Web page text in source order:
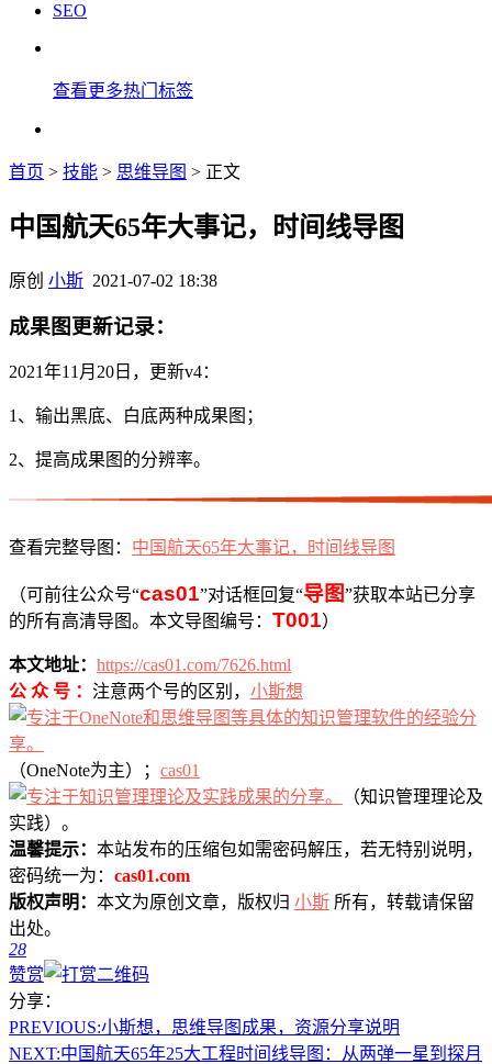
SEO
查看更多热门标签
首页 > 技能 > 思维导图 > 正文
中国航天65年大事记，时间线导图
原创 小斯 2021-07-02 18:38
成果图更新记录：
2021年11月20日，更新v4：
1、输出黑底、白底两种成果图；
2、提高成果图的分辨率。
查看完整导图： 中国航天65年大事记，时间线导图
（可前往公众号“cas01”对话框回复“导图”获取本站已分享
的所有高清导图。本文导图编号： T001）
本文地址： https://cas01.com/7626.html
公 众 号 ： 注意两个号的区别， 小斯想
（OneNote为主）； cas01
（知识管理理论及
实践）。
温馨提示： 本站发布的压缩包如需密码解压，若无特别说明，
密码统一为： cas01.com
版权声明： 本文为原创文章，版权归 小斯 所有，转载请保留
出处。
28
赞赏
分享：
PREVIOUS:小斯想，思维导图成果，资源分享说明
NEXT:中国航天65年25大工程时间线导图：从两弹一星到探月